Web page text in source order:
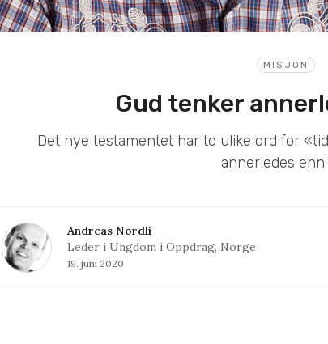
MISJON
Gud tenker
Det nye testamentet har to ulike ord for
annerledes enn
Andreas Nordli
Leder i Ungdom i Oppdrag, Norge
19. juni 2020